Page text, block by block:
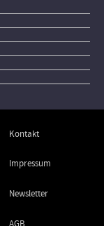
Kontakt
Impressum
Newsletter
AGB